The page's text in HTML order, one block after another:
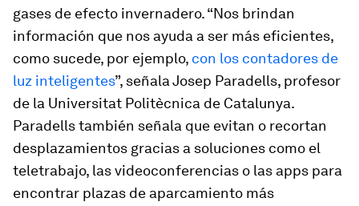
gases de efecto invernadero. “Nos brindan
información que nos ayuda a ser más eficientes,
como sucede, por ejemplo, con los contadores de
luz inteligentes”, señala Josep Paradells, profesor
de la Universitat Politècnica de Catalunya.
Paradells también señala que evitan o recortan
desplazamientos gracias a soluciones como el
teletrabajo, las videoconferencias o las apps para
encontrar plazas de aparcamiento más